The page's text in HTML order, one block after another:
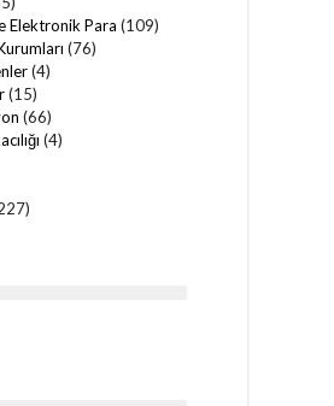
Elektronik Para (109)
(76)
(4)
(15)
(66)
(4)